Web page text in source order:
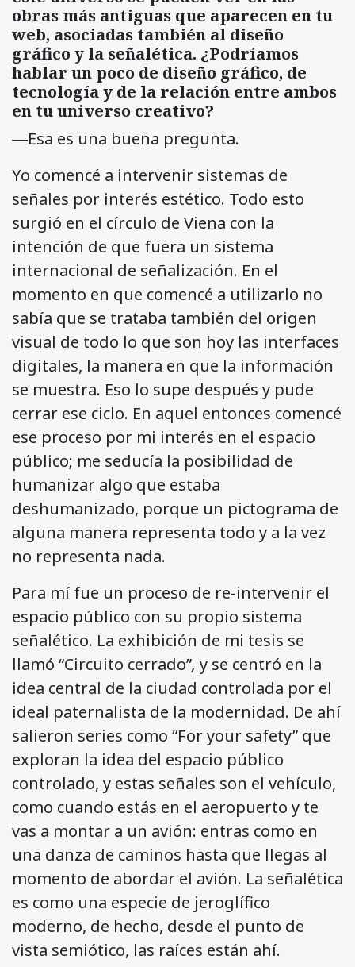
obras más antiguas que aparecen en tu
web, asociadas también al diseño
gráfico y la señalética. ¿Podríamos
hablar un poco de diseño gráfico, de
tecnología y de la relación entre ambos
en tu universo creativo?
―Esa es una buena pregunta.
Yo comencé a intervenir sistemas de
señales por interés estético. Todo esto
surgió en el círculo de Viena con la
intención de que fuera un sistema
internacional de señalización. En el
momento en que comencé a utilizarlo no
sabía que se trataba también del origen
visual de todo lo que son hoy las interfaces
digitales, la manera en que la información
se muestra. Eso lo supe después y pude
cerrar ese ciclo. En aquel entonces comencé
ese proceso por mi interés en el espacio
público; me seducía la posibilidad de
humanizar algo que estaba
deshumanizado, porque un pictograma de
alguna manera representa todo y a la vez
no representa nada.
Para mí fue un proceso de re-intervenir el
espacio público con su propio sistema
señalético. La exhibición de mi tesis se
llamó “Circuito cerrado”, y se centró en la
idea central de la ciudad controlada por el
ideal paternalista de la modernidad. De ahí
salieron series como “For your safety” que
exploran la idea del espacio público
controlado, y estas señales son el vehículo,
como cuando estás en el aeropuerto y te
vas a montar a un avión: entras como en
una danza de caminos hasta que llegas al
momento de abordar el avión. La señalética
es como una especie de jeroglífico
moderno, de hecho, desde el punto de
vista semiótico, las raíces están ahí.